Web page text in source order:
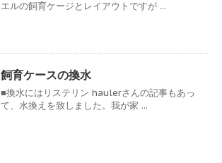
エルの飼育ケージとレイアウトですが ...
飼育ケースの換水
■換水にはリステリン haulerさんの記事もあっ
て、水換えを致しました。我が家 ...